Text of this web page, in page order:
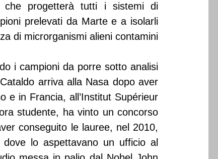
che progetterà tutti i sistemi di
prelevati da Marte e a isolarli
di microrganismi alieni contamini
i campioni da porre sotto analisi
arriva alla Nasa dopo aver
e in Francia, all’Institut Supérieur
studente, ha vinto un concorso
conseguito le lauree, nel 2010,
dove lo aspettavano un ufficio al